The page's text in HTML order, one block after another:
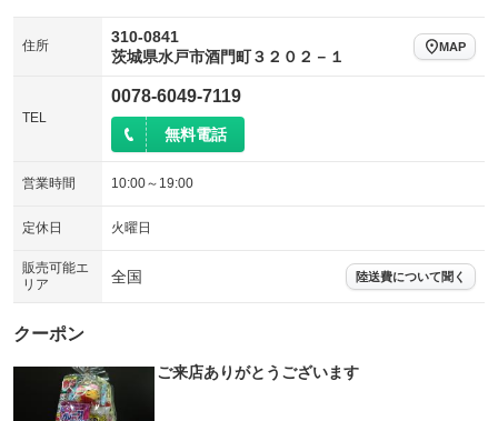
住所
310-0841
茨城県水戸市酒門町３２０２－１
MAP
TEL
0078-6049-7119
無料電話
営業時間 10:00～19:00
定休日 火曜日
販売可能エ
リア
全国 陸送費について聞く
クーポン
ご来店ありがとうございます